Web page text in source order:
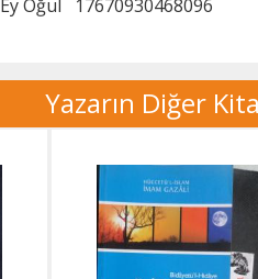
Ey Oğul 17670930468096
Yazarın Diğer